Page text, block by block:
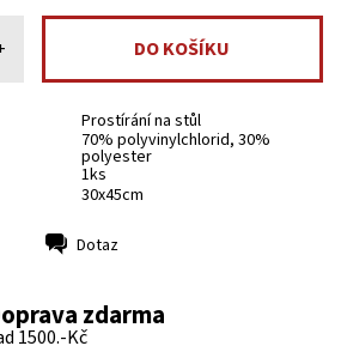
Prostírání na stůl
70% polyvinylchlorid, 30%
polyester
1ks
30x45cm
Dotaz
zdarma
1500.-Kč